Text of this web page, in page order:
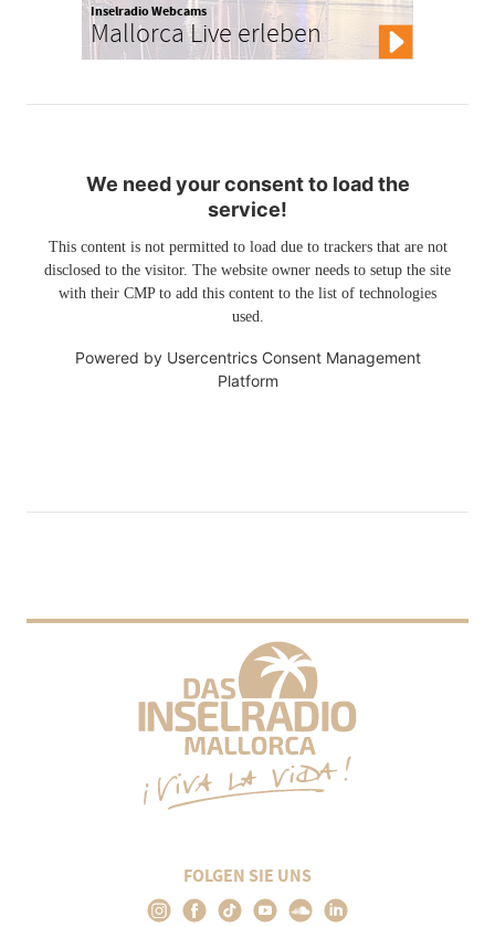
Inselradio Webcams
Mallorca Live erleben
We need your consent to load the
service!
This content is not permitted to load due to trackers that are not
disclosed to the visitor. The website owner needs to setup the site
with their CMP to add this content to the list of technologies
used.
Powered by Usercentrics Consent Management
Platform
FOLGEN SIE UNS